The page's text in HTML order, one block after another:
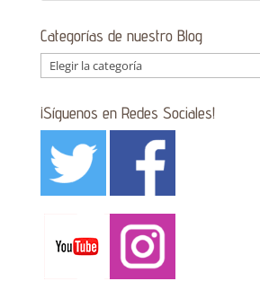
Categorías de nuestro Blog
Categorías
de
nuestro
Blog
¡Síguenos en Redes Sociales!